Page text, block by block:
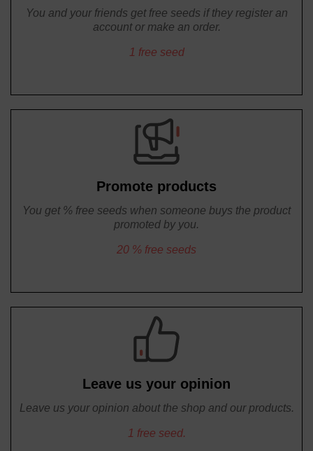
You and your friends get free seeds if they register an
account or make an order.
1 free seed
Promote products
You get % free seeds when someone buys the product
promoted by you.
20 % free seeds
Leave us your opinion
Leave us your opinion about the shop and our products.
1 free seed.